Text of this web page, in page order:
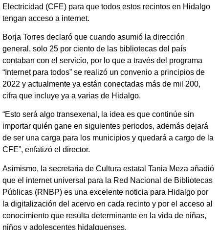
Electricidad (CFE) para que todos estos recintos en Hidalgo
tengan acceso a internet.
Borja Torres declaró que cuando asumió la dirección
general, solo 25 por ciento de las bibliotecas del país
contaban con el servicio, por lo que a través del programa
“Internet para todos” se realizó un convenio a principios de
2022 y actualmente ya están conectadas más de mil 200,
cifra que incluye ya a varias de Hidalgo.
“Esto será algo transexenal, la idea es que continúe sin
importar quién gane en siguientes periodos, además dejará
de ser una carga para los municipios y quedará a cargo de la
CFE”, enfatizó el director.
Asimismo, la secretaria de Cultura estatal Tania Meza añadió
que el internet universal para la Red Nacional de Bibliotecas
Públicas (RNBP) es una excelente noticia para Hidalgo por
la digitalización del acervo en cada recinto y por el acceso al
conocimiento que resulta determinante en la vida de niñas,
niños y adolescentes hidalguenses.